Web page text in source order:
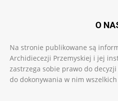
O
Na stronie publikowane są
Archidiecezji Przemyskiej i jej
zastrzega sobie prawo do
do dokonywania w nim